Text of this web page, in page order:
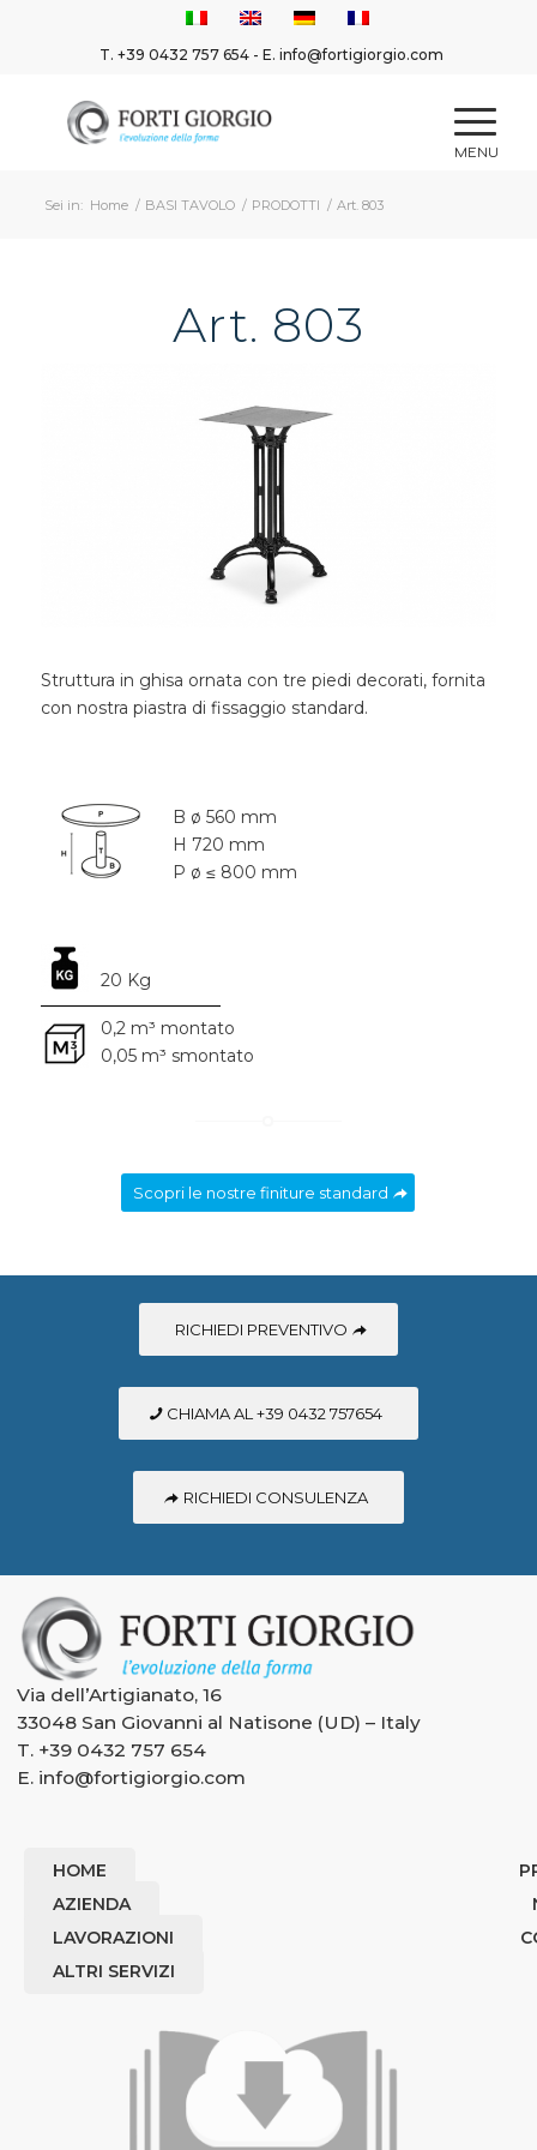
T.+39 0432 757 654 - E.info@fortigiorgio.com
Sei in: Home / BASI TAVOLO / PRODOTTI / Art. 803
Art. 803
Struttura in ghisa ornata con tre piedi decorati, fornita
con nostra piastra di fissaggio standard.
B ø 560 mm
H 720 mm
P ø ≤ 800 mm
20 Kg
0,2 m³ montato
0,05 m³ smontato
Scopri le nostre finiture standard
RICHIEDI PREVENTIVO
CHIAMA AL +39 0432 757654
RICHIEDI CONSULENZA
Via dell’Artigianato, 16
33048 San Giovanni al Natisone (UD) – Italy
T. +39 0432 757 654
E. info@fortigiorgio.com
HOME
AZIENDA
LAVORAZIONI
ALTRI SERVIZI